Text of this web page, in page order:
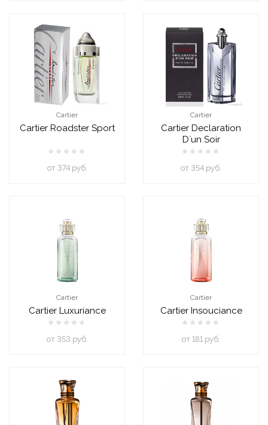
Cartier
Cartier Roadster Sport
oт 374 руб.
Cartier
Cartier Declaration
D`un Soir
oт 354 руб.
Cartier
Cartier Luxuriance
oт 353 руб.
Cartier
Cartier Insouciance
oт 181 руб.